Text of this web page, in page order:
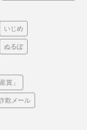
いじめ
ぬるぽ
賞」
欺メール